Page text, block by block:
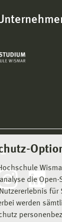
die Open-
für
werden